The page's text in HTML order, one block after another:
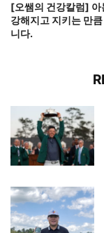
[오쌤의 건강칼럼] 아
강해지고 지키는 만
니다.